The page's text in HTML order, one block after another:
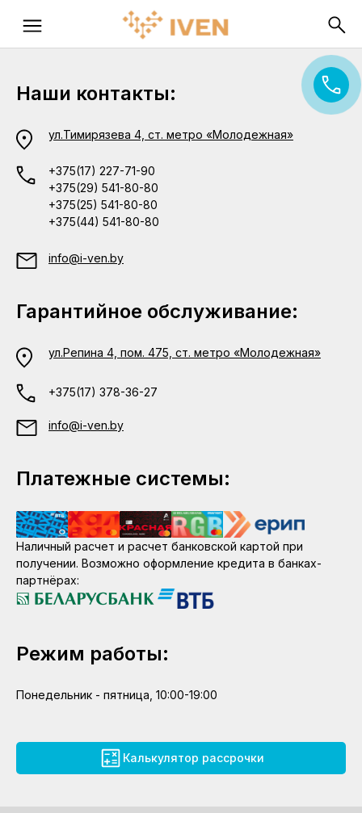
Наши контакты:
ул.Тимирязева 4, ст. метро «Молодежная»
+375(17) 227-71-90
+375(29) 541-80-80
+375(25) 541-80-80
+375(44) 541-80-80
info@i-ven.by
Гарантийное обслуживание:
ул.Репина 4, пом. 475, ст. метро «Молодежная»
+375(17) 378-36-27
info@i-ven.by
Платежные системы:
Наличный расчет и расчет банковской картой при
получении. Возможно оформление кредита в банках-
партнёрах:
Режим работы:
Понедельник - пятница, 10:00-19:00
Калькулятор рассрочки